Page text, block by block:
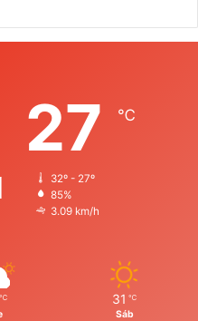
27 ℃
32º - 27º
85%
3.09 km/h
℃ 31 ℃
Sáb